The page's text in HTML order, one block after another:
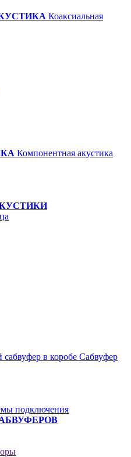
Коаксиальная
Компонентная акустика
в коробе Сабвуфер
подключения